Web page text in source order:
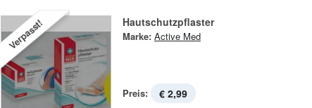
Verpasst! Hautschutzpflaster
Marke: Active Med
Preis: € 2,99